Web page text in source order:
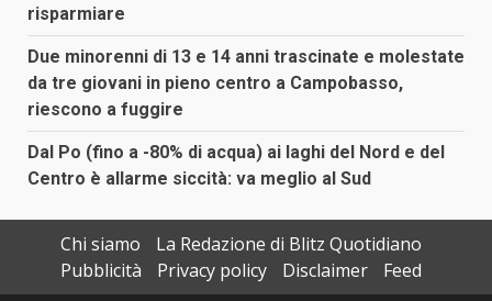
risparmiare
Due minorenni di 13 e 14 anni trascinate e molestate
da tre giovani in pieno centro a Campobasso,
riescono a fuggire
Dal Po (fino a -80% di acqua) ai laghi del Nord e del
Centro è allarme siccità: va meglio al Sud
Chi siamo
La Redazione di Blitz Quotidiano
Pubblicità
Privacy policy Disclaimer Feed